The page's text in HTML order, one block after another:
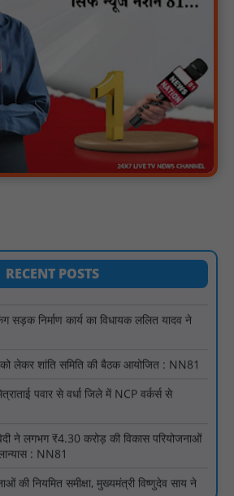
RECENT POSTS
रहे वनांचल के गांव, नियद नेल्लानार ग्रामों में बढ़ी
के तहत 18 छात्राओं को साइकिल वितरण, 'एक पेड़
: NN81
आंदोलन जारी, सभी रेजिडेंट्स का लंबित वेतन
: NN81
ग्रामीण क्षेत्रों के स्कूल वाहन चालकों ने
आज हड़ताल पर रहे सभी वाहन चालक : NN81
सड़क निर्माण कार्य का विधायक ललित यादव ने
पवार से वर्धा जिले में NCP वर्कर्स से
: NN81
के निर्देश : NN81